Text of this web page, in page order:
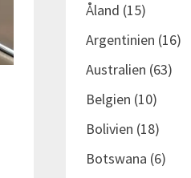
Åland (15)
Argentinien (16)
Australien (63)
Belgien (10)
Bolivien (18)
Botswana (6)